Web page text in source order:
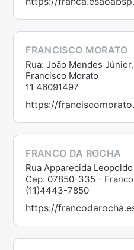
FRANCISCO MORATO
Rua: João Mendes
Francisco Morato
11 46091497
https://
FRANCO DA ROCHA
Rua Apparecida
Cep. 07850-335 -
(11)4443-7850
https://